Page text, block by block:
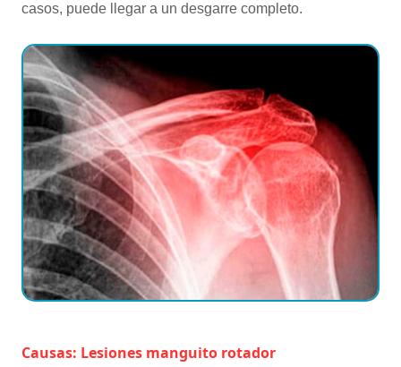
casos, puede llegar a un desgarre completo.
Causas: Lesiones manguito rotador